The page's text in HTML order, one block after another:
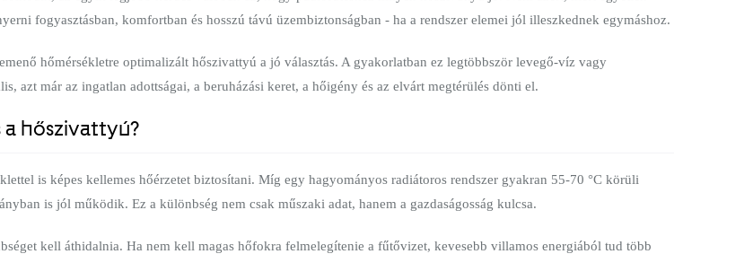
fogyasztásban, komfortban és hosszú távú üzembiztonságban - ha a rendszer elemei jól illeszkednek egymáshoz.
hőmérsékletre optimalizált hőszivattyú a jó választás. A gyakorlatban ez legtöbbször levegő-víz vagy
azt már az ingatlan adottságai, a beruházási keret, a hőigény és az elvárt megtérülés dönti el.
hőszivattyú?
is képes kellemes hőérzetet biztosítani. Míg egy hagyományos radiátoros rendszer gyakran 55-70 °C körüli
is jól működik. Ez a különbség nem csak műszaki adat, hanem a gazdaságosság kulcsa.
kell áthidalnia. Ha nem kell magas hőfokra felmelegítenie a fűtővizet, kevesebb villamos energiából tud több